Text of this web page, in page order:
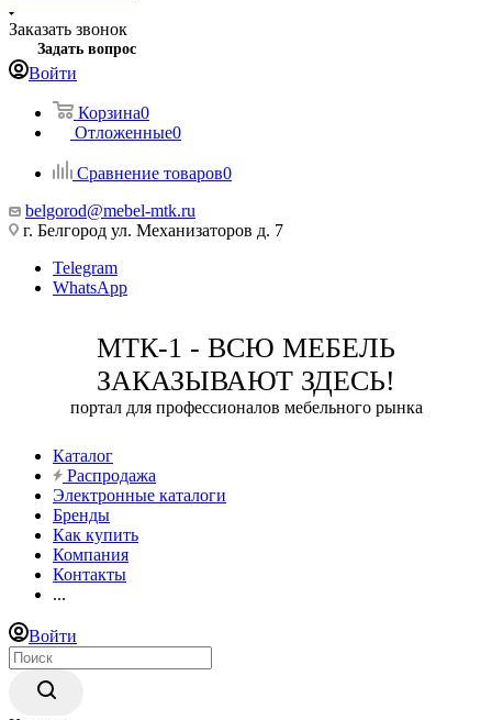
Заказать звонок
Задать вопрос
Войти
Корзина0
Отложенные0
Сравнение товаров0
belgorod@mebel-mtk.ru
г. Белгород ул. Механизаторов д. 7
Telegram
WhatsApp
МТК-1 - ВСЮ МЕБЕЛЬ
ЗАКАЗЫВАЮТ ЗДЕСЬ!
портал для профессионалов мебельного рынка
Каталог
Распродажа
Электронные каталоги
Бренды
Как купить
Компания
Контакты
...
Войти